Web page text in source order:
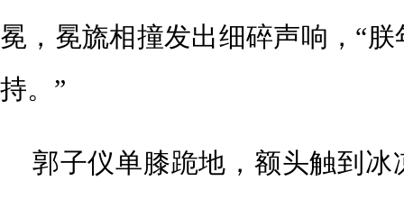
冕，冕旒相撞发出细碎声响，“
持。”
郭子仪单膝跪地，额头触到冰